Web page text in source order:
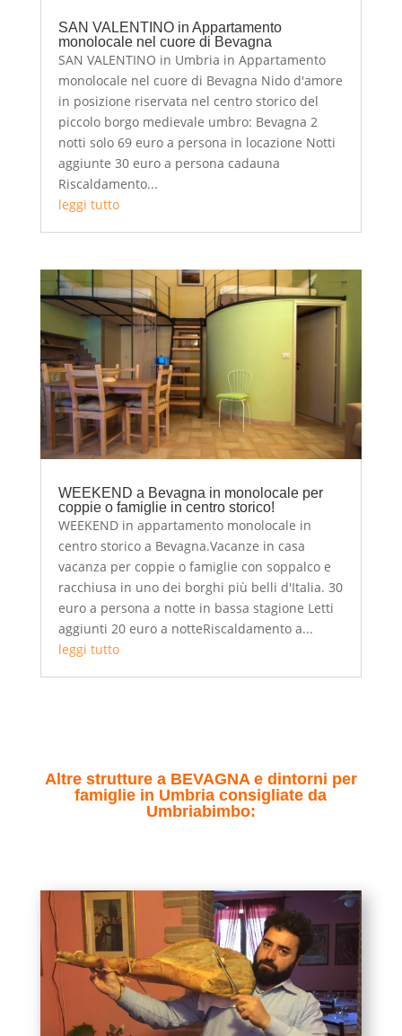
SAN VALENTINO in Appartamento
monolocale nel cuore di Bevagna
SAN VALENTINO in Umbria in Appartamento
monolocale nel cuore di Bevagna Nido d'amore
in posizione riservata nel centro storico del
piccolo borgo medievale umbro: Bevagna 2
notti solo 69 euro a persona in locazione Notti
aggiunte 30 euro a persona cadauna
Riscaldamento...
leggi tutto
WEEKEND a Bevagna in monolocale per
coppie o famiglie in centro storico!
WEEKEND in appartamento monolocale in
centro storico a Bevagna.Vacanze in casa
vacanza per coppie o famiglie con soppalco e
racchiusa in uno dei borghi più belli d'Italia. 30
euro a persona a notte in bassa stagione Letti
aggiunti 20 euro a notteRiscaldamento a...
leggi tutto
Altre strutture a BEVAGNA e dintorni per
famiglie in Umbria consigliate da
Umbriabimbo: